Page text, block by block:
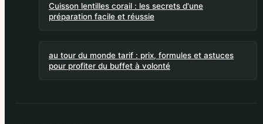
Cuisson lentilles corail : les secrets d'une
préparation facile et réussie
au tour du monde tarif : prix, formules et astuces
pour profiter du buffet à volonté